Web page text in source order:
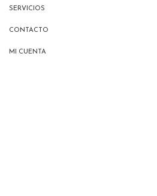
SERVICIOS
CONTACTO
MI CUENTA